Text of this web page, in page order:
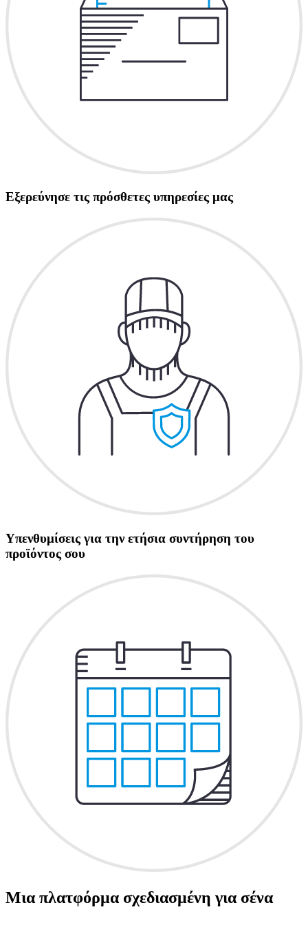
Εξερεύνησε τις πρόσθετες υπηρεσίες μας
Υπενθυμίσεις για την ετήσια συντήρηση του
προϊόντος σου
Μια πλατφόρμα σχεδιασμένη για σένα